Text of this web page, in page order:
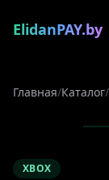
ElidanPAY.by
Главная/Каталог/
XBOX